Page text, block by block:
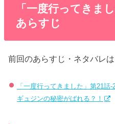
「一度行ってきま
あらすじ
前回のあらすじ・ネタバレ
「一度行ってきました」第21話
ギュジンの秘密がばれる？！